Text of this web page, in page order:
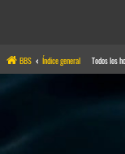
BBS Índice general Todos los